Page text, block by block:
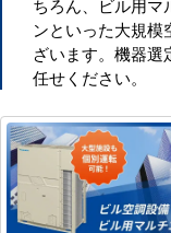
ちろん、ビル用マ
ンといった大規
ざいます。機器
任せください。